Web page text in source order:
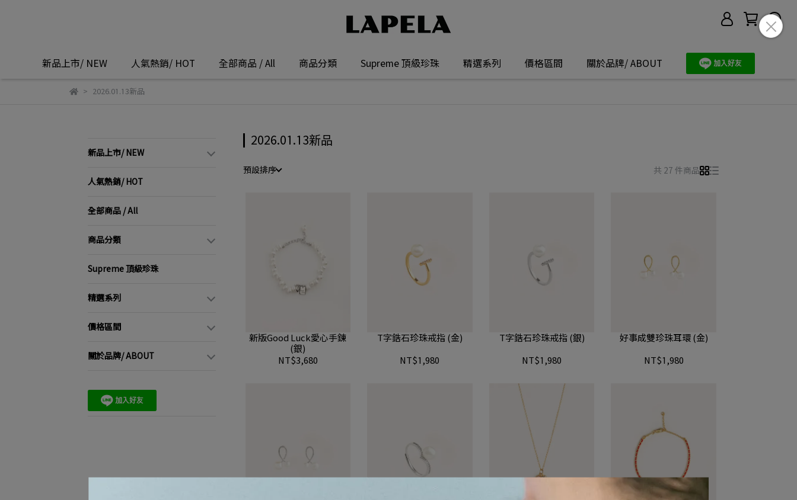
新品上市/ NEW 人氣熱銷/ HOT 全部商品 / All 商品分類 Supreme 頂級珍珠 精選系列 價格區間 關於品牌/ ABOUT
2026.01.13新品
新品上市/ NEW
人氣熱銷/ HOT
全部商品 / All
商品分類
Supreme 頂級珍珠
精選系列
價格區間
關於品牌/ ABOUT
2026.01.13新品
預設排序 共 27 件商品
新版Good Luck愛心手鍊
(銀)
NT$3,680
T字鋯石珍珠戒指 (金)
NT$1,980
T字鋯石珍珠戒指 (銀)
NT$1,980
好事成雙珍珠耳環 (金)
NT$1,980